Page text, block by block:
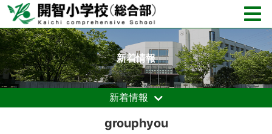
新着情報
新着情報
grouphyou